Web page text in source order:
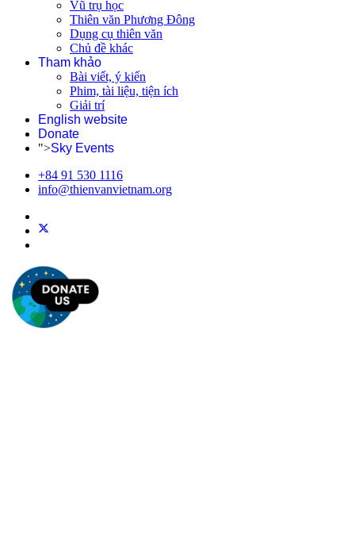
Vũ trụ học
Thiên văn Phương Đông
Dụng cụ thiên văn
Chủ đề khác
Tham khảo
Bài viết, ý kiến
Phim, tài liệu, tiện ích
Giải trí
English website
Donate
">Sky Events
+84 91 530 1116
info@thienvanvietnam.org